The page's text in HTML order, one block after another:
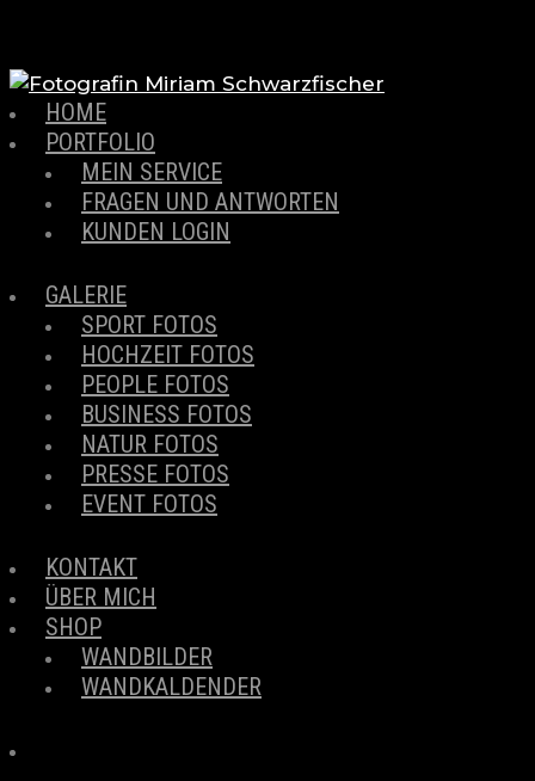
HOME
PORTFOLIO
MEIN SERVICE
FRAGEN UND ANTWORTEN
KUNDEN LOGIN
GALERIE
SPORT FOTOS
HOCHZEIT FOTOS
PEOPLE FOTOS
BUSINESS FOTOS
NATUR FOTOS
PRESSE FOTOS
EVENT FOTOS
KONTAKT
ÜBER MICH
SHOP
WANDBILDER
WANDKALDENDER